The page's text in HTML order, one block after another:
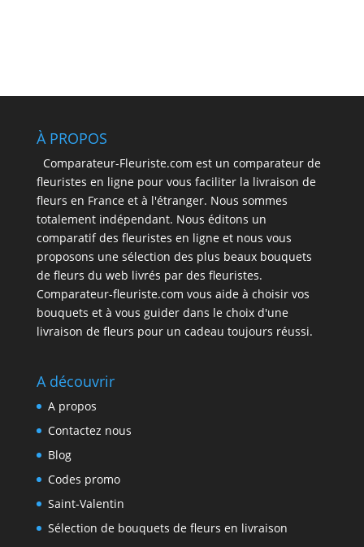
À PROPOS
Comparateur-Fleuriste.com est un comparateur de
fleuristes en ligne pour vous faciliter la livraison de
fleurs en France et à l'étranger. Nous sommes
totalement indépendant. Nous éditons un
comparatif des fleuristes en ligne et nous vous
proposons une sélection des plus beaux bouquets
de fleurs du web livrés par des fleuristes.
Comparateur-fleuriste.com vous aide à choisir vos
bouquets et à vous guider dans le choix d'une
livraison de fleurs pour un cadeau toujours réussi.
A découvrir
A propos
Contactez nous
Blog
Codes promo
Saint-Valentin
Sélection de bouquets de fleurs en livraison